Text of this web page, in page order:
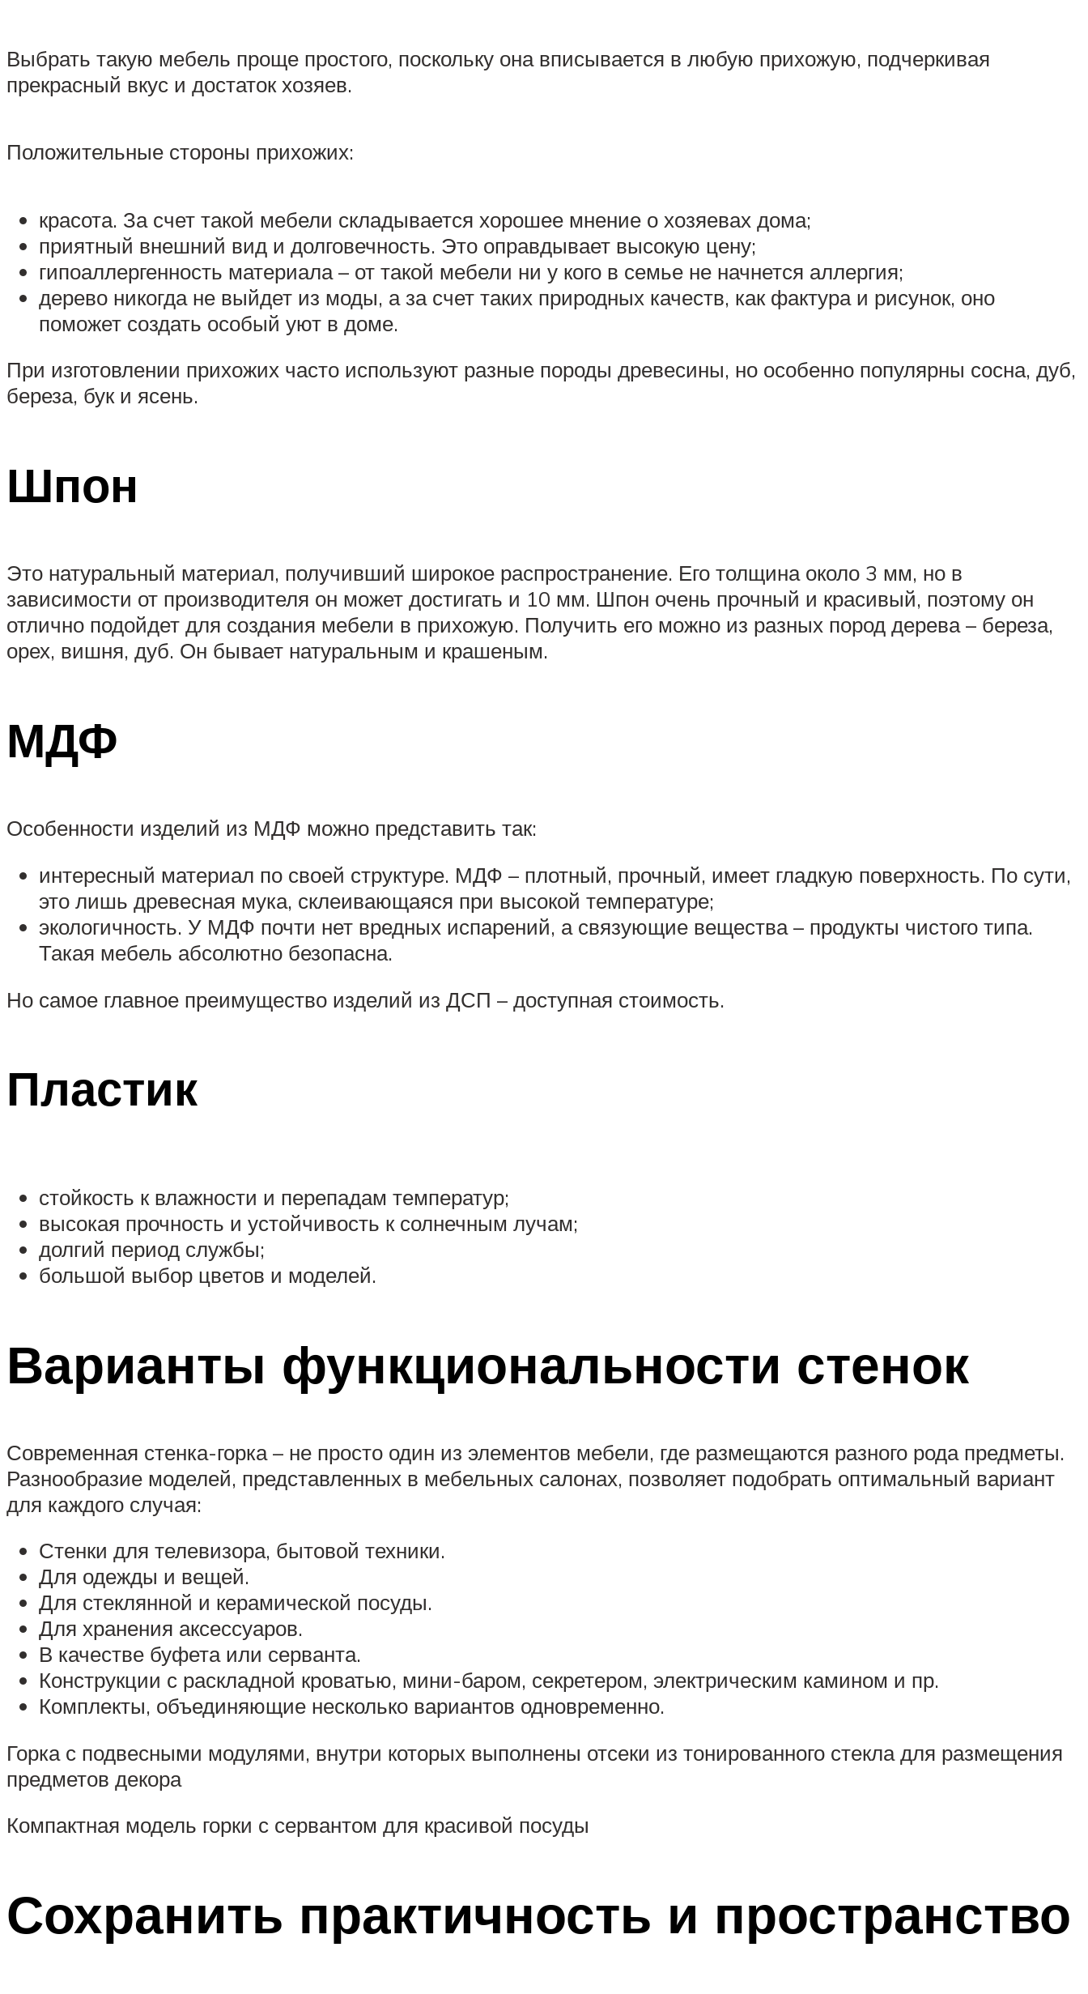
Выбрать такую мебель проще простого, поскольку она вписывается в любую прихожую, подчеркивая
прекрасный вкус и достаток хозяев.
Положительные стороны прихожих:
красота. За счет такой мебели складывается хорошее мнение о хозяевах дома;
приятный внешний вид и долговечность. Это оправдывает высокую цену;
гипоаллергенность материала – от такой мебели ни у кого в семье не начнется аллергия;
дерево никогда не выйдет из моды, а за счет таких природных качеств, как фактура и рисунок, оно
поможет создать особый уют в доме.
При изготовлении прихожих часто используют разные породы древесины, но особенно популярны сосна, дуб,
береза, бук и ясень.
Шпон
Это натуральный материал, получивший широкое распространение. Его толщина около 3 мм, но в
зависимости от производителя он может достигать и 10 мм. Шпон очень прочный и красивый, поэтому он
отлично подойдет для создания мебели в прихожую. Получить его можно из разных пород дерева – береза,
орех, вишня, дуб. Он бывает натуральным и крашеным.
МДФ
Особенности изделий из МДФ можно представить так:
интересный материал по своей структуре. МДФ – плотный, прочный, имеет гладкую поверхность. По сути,
это лишь древесная мука, склеивающаяся при высокой температуре;
экологичность. У МДФ почти нет вредных испарений, а связующие вещества – продукты чистого типа.
Такая мебель абсолютно безопасна.
Но самое главное преимущество изделий из ДСП – доступная стоимость.
Пластик
стойкость к влажности и перепадам температур;
высокая прочность и устойчивость к солнечным лучам;
долгий период службы;
большой выбор цветов и моделей.
Варианты функциональности стенок
Современная стенка-горка – не просто один из элементов мебели, где размещаются разного рода предметы.
Разнообразие моделей, представленных в мебельных салонах, позволяет подобрать оптимальный вариант
для каждого случая:
Стенки для телевизора, бытовой техники.
Для одежды и вещей.
Для стеклянной и керамической посуды.
Для хранения аксессуаров.
В качестве буфета или серванта.
Конструкции с раскладной кроватью, мини-баром, секретером, электрическим камином и пр.
Комплекты, объединяющие несколько вариантов одновременно.
Горка с подвесными модулями, внутри которых выполнены отсеки из тонированного стекла для размещения
предметов декора
Компактная модель горки с сервантом для красивой посуды
Сохранить практичность и пространство